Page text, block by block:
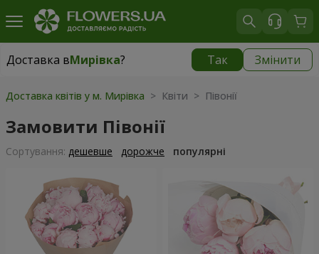
Доставка вМирівка? Так Змінити
Доставка вМирівка|
Доставка квітів у м. Мирівка > Квіти > Півонії
Замовити Півонії
Сортування: дешевше дорожче популярні